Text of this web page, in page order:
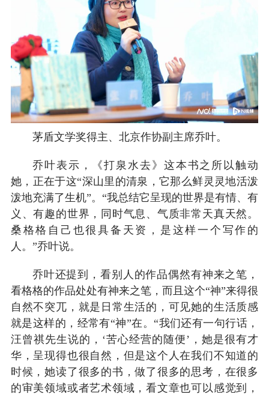
茅盾文学奖得主、北京作协副主席乔叶。
乔叶表示，《打泉水去》这本书之所以触动
她，正在于这“深山里的清泉，它那么鲜灵灵地活泼
泼地充满了生机”。“我总结它呈现的世界是有情、有
义、有趣的世界，同时气息、气质非常天真天然。
桑格格自己也很具备天资，是这样一个写作的
人。”乔叶说。
乔叶还提到，看别人的作品偶然有神来之笔，
看格格的作品处处有神来之笔，而且这个“神”来得很
自然不突兀，就是日常生活的，可见她的生活质感
就是这样的，经常有“神”在。“我们还有一句行话，
汪曾祺先生说的，‘苦心经营的随便’，她是很有才
华，呈现得也很自然，但是这个人在我们不知道的
时候，她读了很多的书，做了很多的思考，在很多
的审美领域或者艺术领域，看文章也可以感觉到，